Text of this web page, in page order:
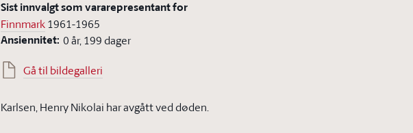
Sist innvalgt som vararepresentant for
Finnmark1961-1965
Ansiennitet: 0 år, 199 dager
Gå til bildegalleri
Karlsen, Henry Nikolai har avgått ved døden.